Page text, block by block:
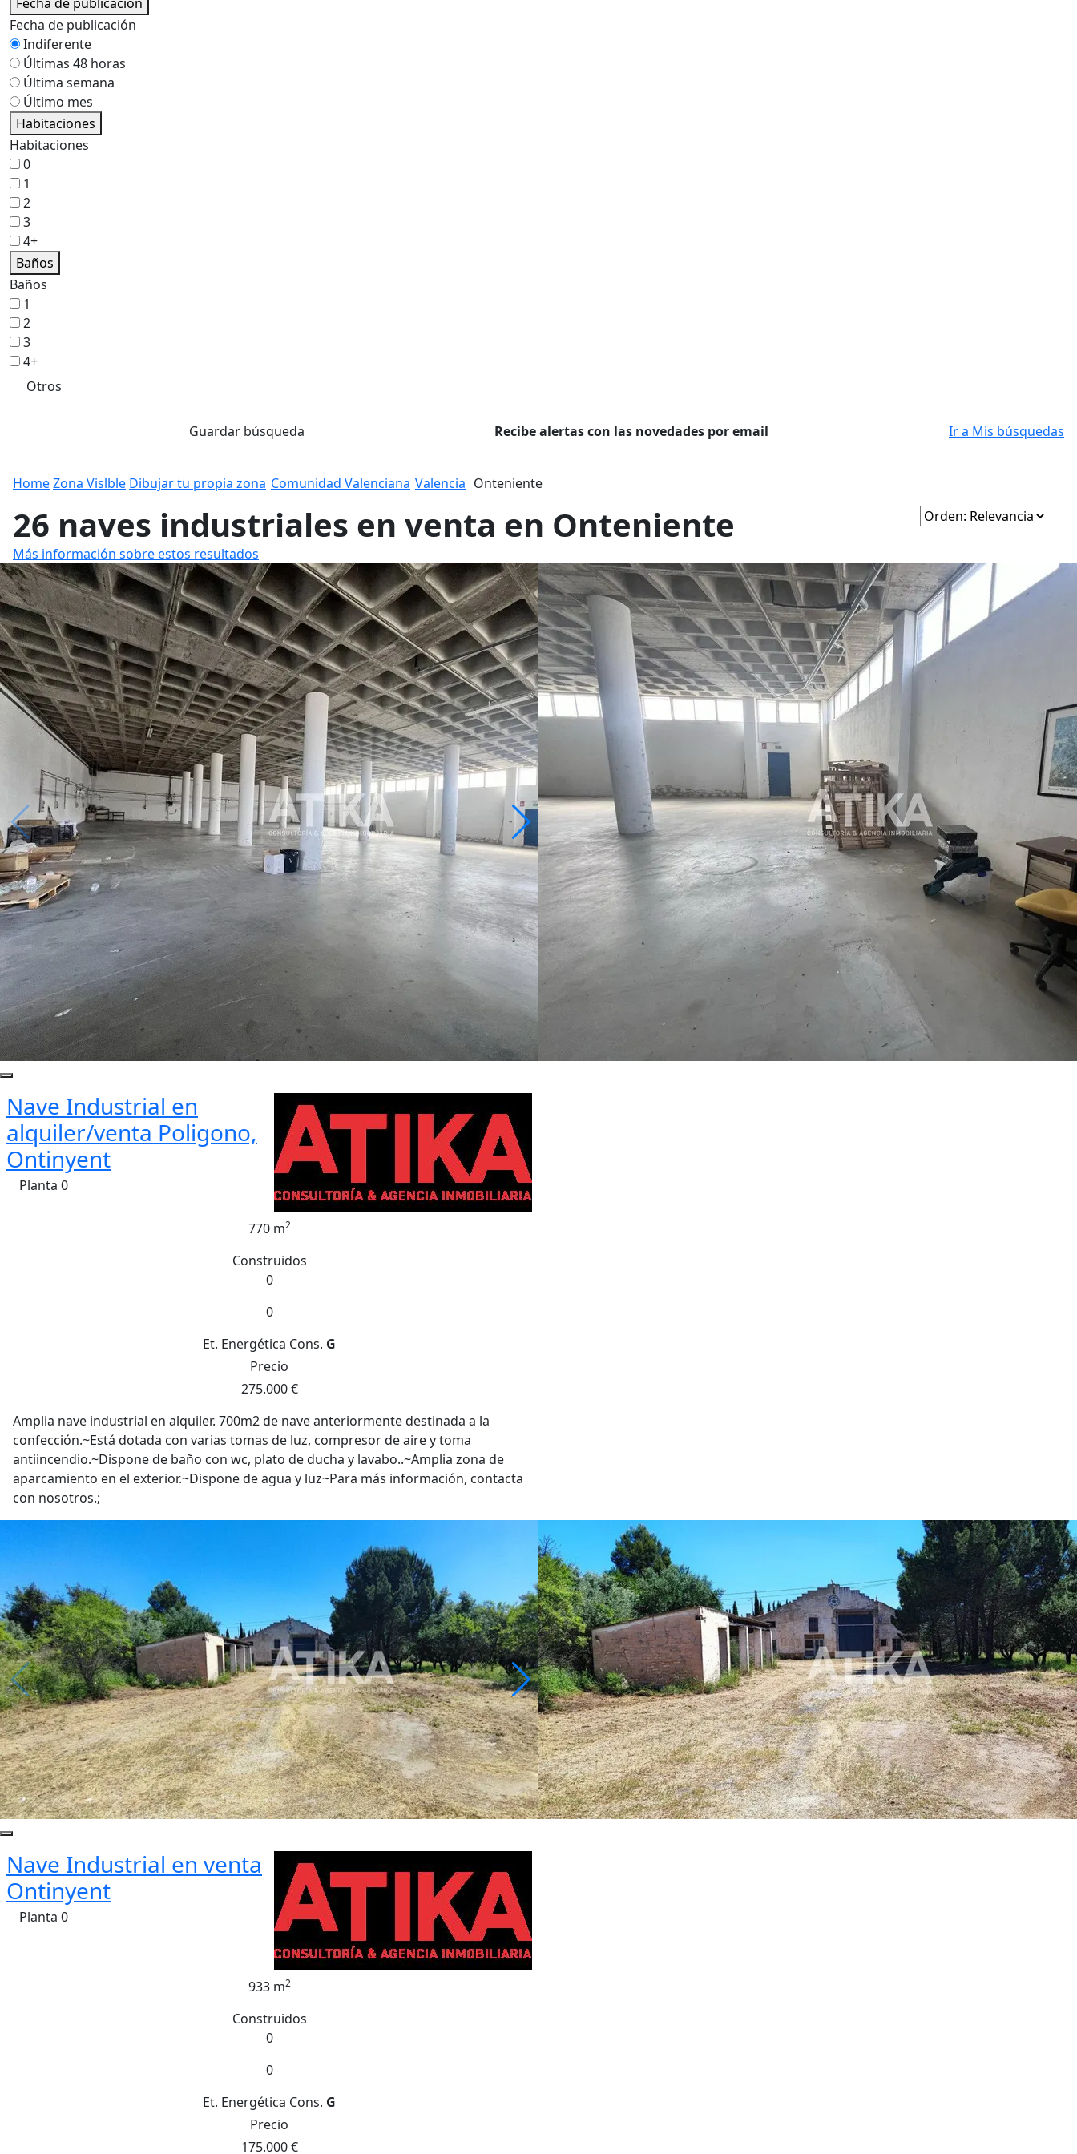
Fecha de publicación
Indiferente
Últimas 48 horas
Última semana
Último mes
Habitaciones
Habitaciones
0
1
2
3
4+
Baños
Baños
1
2
3
4+
Otros
Guardar búsqueda Recibe alertas con las novedades por email Ir a Mis búsquedas
HomeZona Vislble Dibujar tu propia zona Comunidad Valenciana Valencia Onteniente
26 naves industriales en venta en Onteniente
Más información sobre estos resultados
Nave Industrial en
alquiler/venta Poligono,
Ontinyent
Planta 0
770 m2
Construidos
0
0
Et. Energética Cons. G
Precio
275.000 €
Amplia nave industrial en alquiler. 700m2 de nave anteriormente destinada a la
confección.~Está dotada con varias tomas de luz, compresor de aire y toma
antiincendio.~Dispone de baño con wc, plato de ducha y lavabo..~Amplia zona de
aparcamiento en el exterior.~Dispone de agua y luz~Para más información, contacta
con nosotros.;
Nave Industrial en venta
Ontinyent
Planta 0
933 m2
Construidos
0
0
Et. Energética Cons. G
Precio
175.000 €